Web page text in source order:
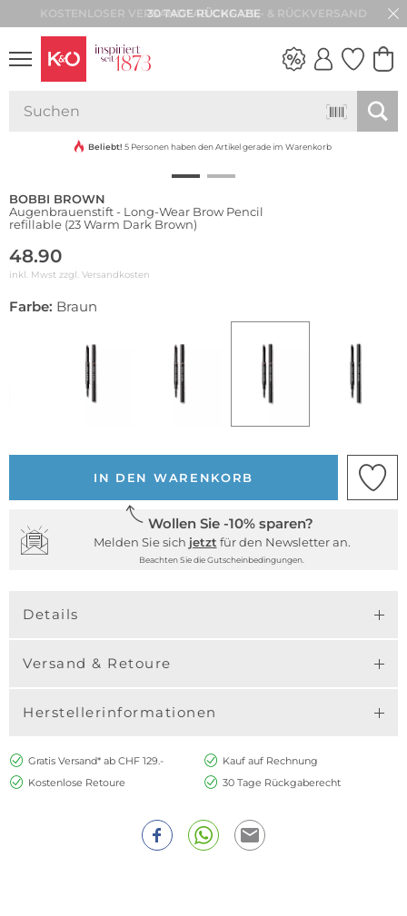
30 TAGE RÜCKGABE
VIBES
Beliebt! 5 Personen haben den Artikel gerade im Warenkorb
BOBBI BROWN
Augenbrauenstift - Long-Wear Brow Pencil
refillable (23 Warm Dark Brown)
48.90
inkl. Mwst zzgl. Versandkosten
Farbe: Braun
IN DEN WARENKORB
Wollen Sie -10% sparen?
Melden Sie sich jetzt für den Newsletter an.
Beachten Sie die Gutscheinbedingungen.
Details
Versand & Retoure
Herstellerinformationen
Gratis Versand* ab CHF 129.-
Kauf auf Rechnung
Kostenlose Retoure
30 Tage Rückgaberecht